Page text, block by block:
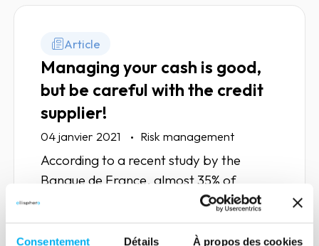
Consentement Détails À propos des cookies
Article
Managing your cash is good,
but be careful with the credit
supplier!
04 janvier 2021 Risk management
According to a recent study by the
Banque de France, almost 35% of
companies experienced a late payment
between 2014-2017. If the risk of
default exists, companies have to put in